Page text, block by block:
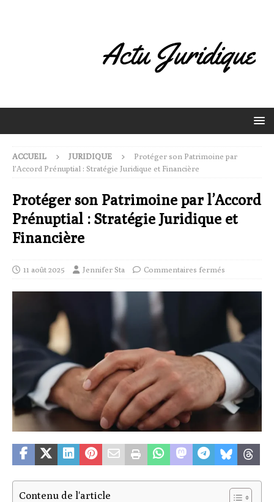
ACCUEIL JURIDIQUE
Protéger son Patrimoine par
l’Accord Prénuptial : Stratégie Juridique et Financière
Protéger son Patrimoine par l’Accord
Prénuptial : Stratégie Juridique et
Financière
11 août 2025 Jennifer Sta Commentaires fermés
Contenu de l'article